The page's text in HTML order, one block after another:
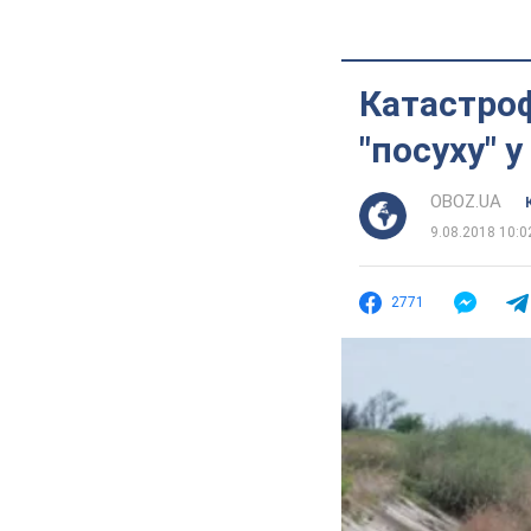
"посуху"
OBOZ.UA
9.08.2018
2771